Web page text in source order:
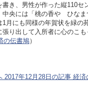
き、男性が作った縦110セ
中央には「桃の香や ひな
月にも同様の年賀状を緑の
り出して入所者に心のこ
の伝書鳩）
2017年12月28日の記事 経済